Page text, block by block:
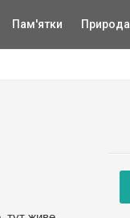
Пам'ятки Природа